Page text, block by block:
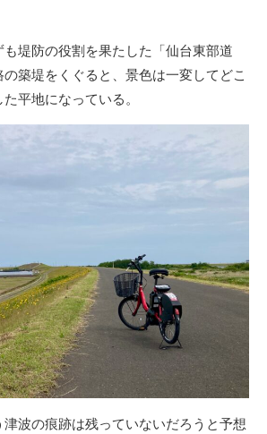
堤防の役割を果たした「仙台東部道
築堤をくぐると、景色は一変してどこ
平地になっている。
波の痕跡は残っていないだろうと予想